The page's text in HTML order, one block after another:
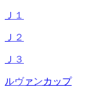
Ｊ１
Ｊ２
Ｊ３
ルヴァンカップ